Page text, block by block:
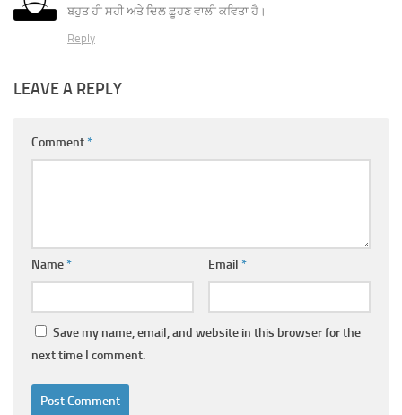
ਬਹੁਤ ਹੀ ਸਹੀ ਅਤੇ ਦਿਲ ਛੂਹਣ ਵਾਲੀ ਕਵਿਤਾ ਹੈ।
Reply
LEAVE A REPLY
Comment*
Name* Email *
Save my name, email, and website in this browser for the
next time I comment.